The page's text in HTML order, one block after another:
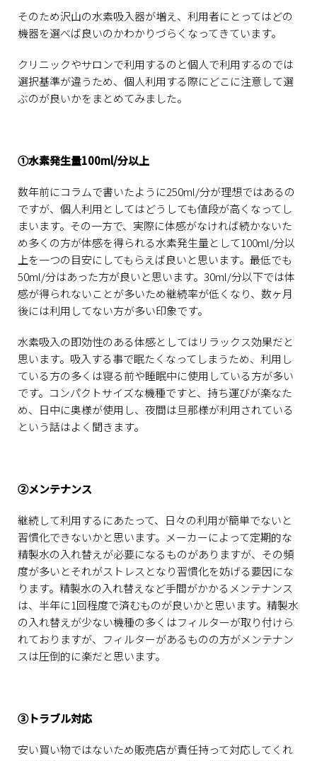
そのため沢山の水素吸入器が増え、利用者にとってはどの
機器を選べば良いのかわかりづらくなってきています。
クリニックやサロンで利用するのと個人で利用するのでは
選択基準が違うため、個人利用する際にどこに注意して選
ぶのが良いかをまとめてみました。
①水素発生量100ml/分以上
数年前にコラムで書いたように250ml/分が理想ではあるの
ですが、個人利用としてはどうしても値段が高くなってし
まいます。その一方で、実際に体感がなければ続かないた
め多くの方が体感を得られる水素発生量として100ml/分以
上を一つの目安にしてもらえば良いと思います。最低でも
50ml/分はあった方が良いと思います。30ml/分以下では体
感が得られないことが多いため継続率が低くなり、数ヶ月
後には利用してない方が多い印象です。
水素吸入の即効性のある体感としてはリラックス効果だと
思います。吸入する事で眠たくなってしまうため、利用し
ている方の多くは寝る前や睡眠中に使用している方が多い
です。コンパクトサイズな機種ですと、持ち運びが楽なた
め、日中に奥様が使用し、夜間は旦那様が利用されている
という話はよく聞きます。
②メンテナンス
継続して利用するにあたって、日々の利用が簡単でないと
習慣化できないかと思います。メーカーによって定期的な
精製水の入れ替えが必要になるものがありますが、その頻
度が多いとそれがストレスとなり習慣化を妨げる要因にな
ります。精製水の入れ替えなど手間がかかるメンテナンス
は、半年に1回程度で済むものが良いかと思います。精製水
の入れ替えが少ない機種の多くはフィルターが取り付けら
れておりますが、フィルターがあるものの方がメンテナン
スは圧倒的に楽だと思います。
③トラブル対応
安い買い物ではないため販売店が責任持って対応してくれ